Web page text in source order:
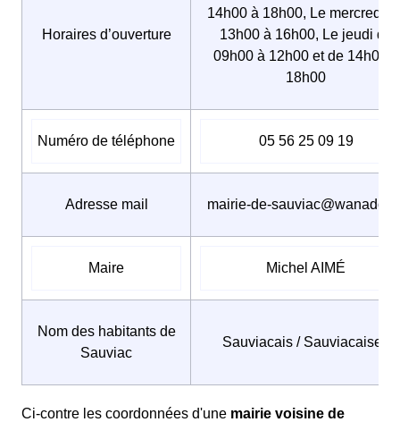
Horaires d’ouverture
14h00 à 18h00, Le mercredi
13h00 à 16h00, Le jeudi de
09h00 à 12h00 et de 14h00 à
18h00
Numéro de téléphone 05 56 25 09 19
Adresse mail mairie-de-
Maire Michel AIMÉ
Nom des habitants de
Sauviac
Sauviacais / Sauviacaises
Ci-contre les coordonnées d'une mairie voisine de